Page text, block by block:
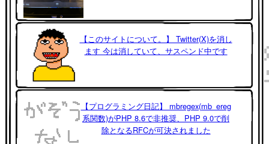
【このサイトについて。】 Twitter(X)を消し
ます 今は消していて、サスペンド中です
【プログラミング日記】 mbregex(mb_ereg
系関数)がPHP 8.6で非推奨、PHP 9.0で削
除となるRFCが可決されました